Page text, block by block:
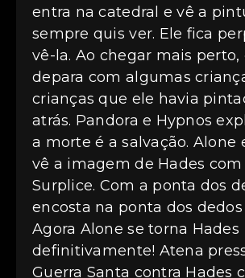
entra na catedral e vê a
sempre quis ver. Ele fica
vê-la. Ao chegar mais perto,
depara com algumas
crianças que ele havia
atrás. Pandora e Hypnos
a morte é a salvação. Alone
vê a imagem de Hades com
Surplice. Com a ponta dos
encosta na ponta dos dedos
Agora Alone se torna Hades
definitivamente! Atena
Guerra Santa contra Hades